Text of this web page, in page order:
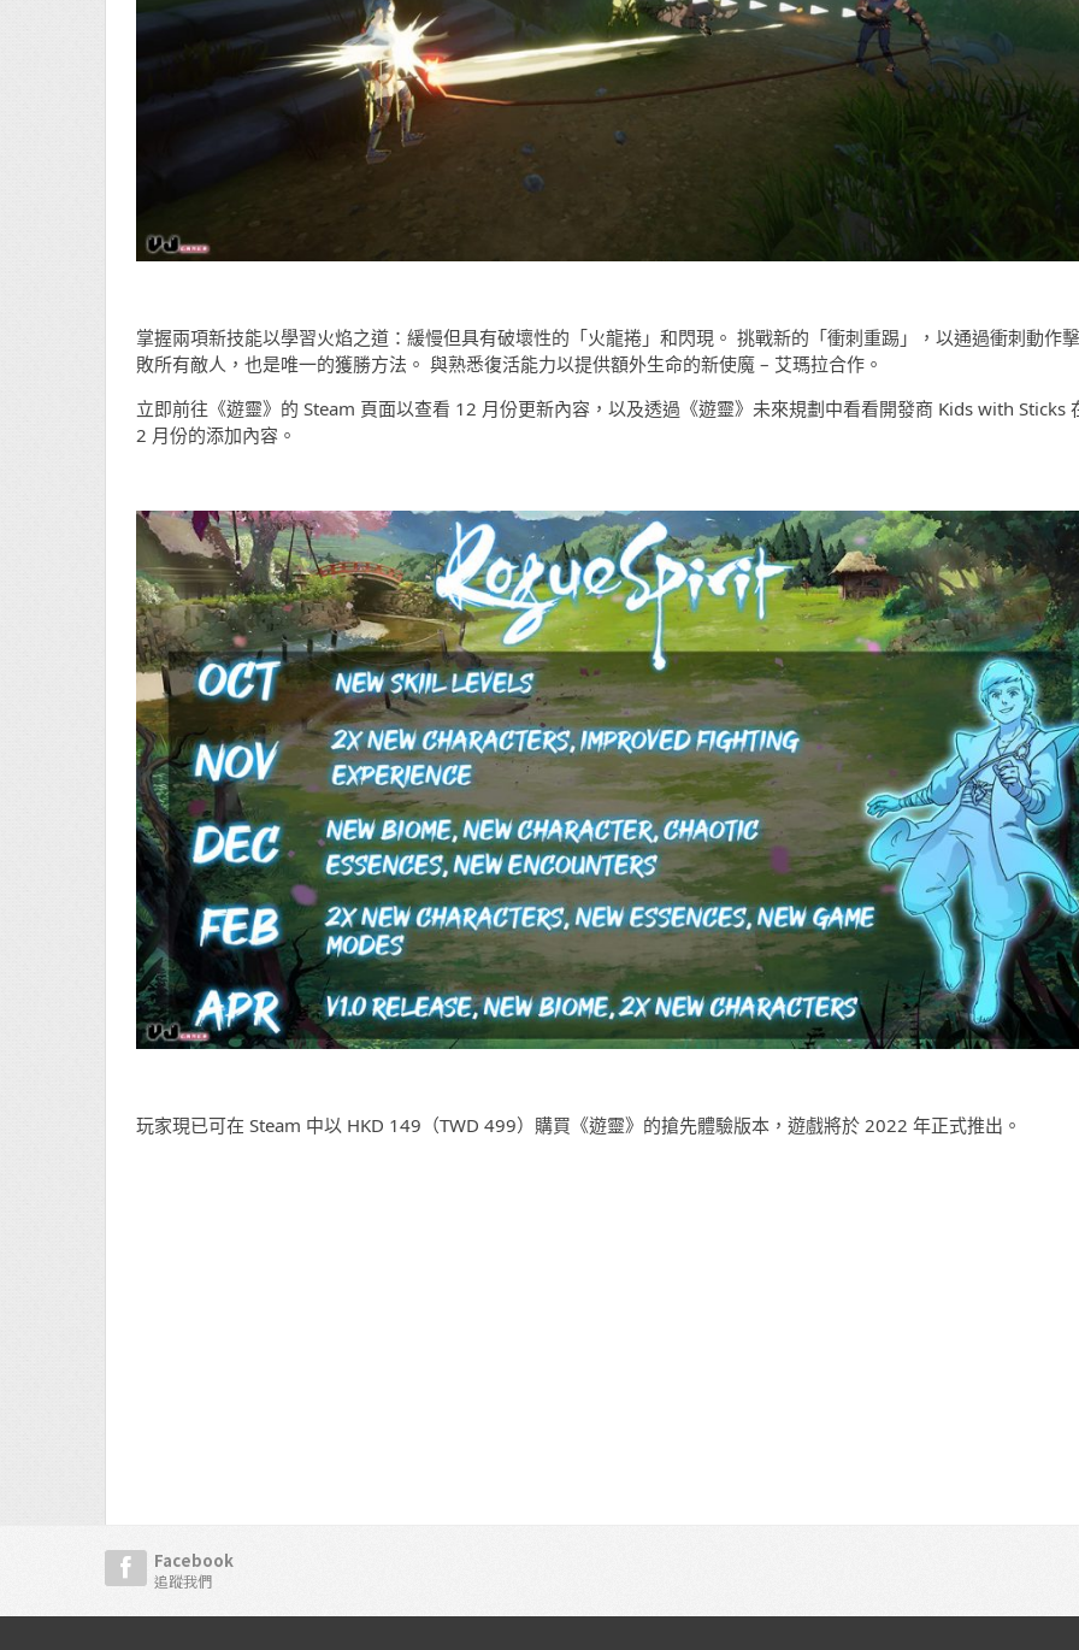
掌握兩項新技能以學習火焰之道：緩慢但具有破壞性的「火龍捲」和閃現。 挑戰新的「衝刺重踢」，以通過衝刺動作擊
敗所有敵人，也是唯一的獲勝方法。 與熟悉復活能力以提供額外生命的新使魔 – 艾瑪拉合作。
立即前往《遊靈》的 Steam 頁面以查看 12 月份更新內容，以及透過《遊靈》未來規劃中看看開發商 Kids with Sticks
2 月份的添加內容。
玩家現已可在 Steam 中以 HKD 149（TWD 499）購買《遊靈》的搶先體驗版本，遊戲將於 2022 年正式推出。
Facebook
追蹤我們